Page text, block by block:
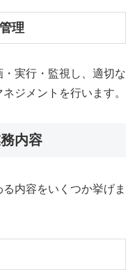
理
実行・監視し、適切な
ジメントを行います。
内容
内容をいくつか挙げま